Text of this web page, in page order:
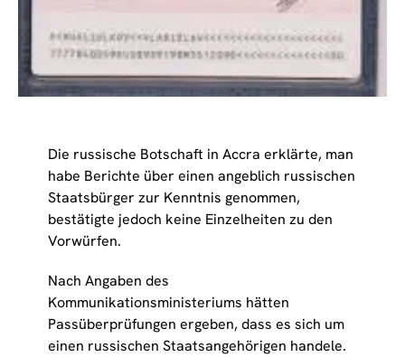
Die russische Botschaft in Accra erklärte, man
habe Berichte über einen angeblich russischen
Staatsbürger zur Kenntnis genommen,
bestätigte jedoch keine Einzelheiten zu den
Vorwürfen.
Nach Angaben des
Kommunikationsministeriums hätten
Passüberprüfungen ergeben, dass es sich um
einen russischen Staatsangehörigen handele.